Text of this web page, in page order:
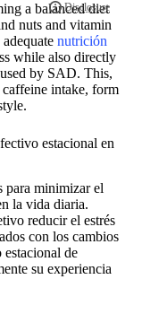
a balanced diet
nuts and vitamin
nutrición
while also directly
by SAD. This,
intake, form
estacional en
para minimizar el
la vida diaria.
reducir el estrés
con los cambios
estacional de
su experiencia